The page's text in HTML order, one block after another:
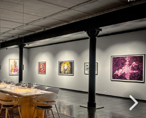
Add your venue